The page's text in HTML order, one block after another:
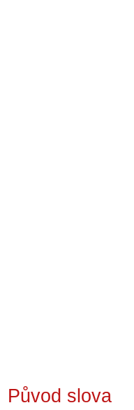
Původ slova